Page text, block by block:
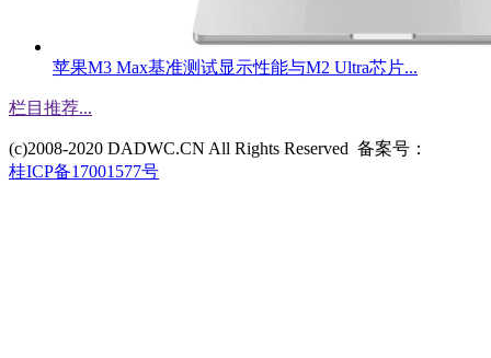
苹果M3 Max基准测试显示性能与M2 Ultra芯片...
栏目推荐...
(c)2008-2020 DADWC.CN All Rights Reserved 备案号：
桂ICP备17001577号